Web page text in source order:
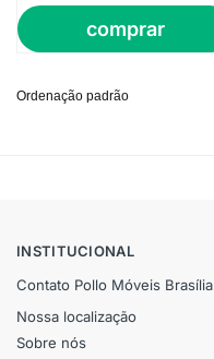
comprar
INSTITUCIONAL
Contato Pollo Móveis Brasília
Nossa localização
Sobre nós